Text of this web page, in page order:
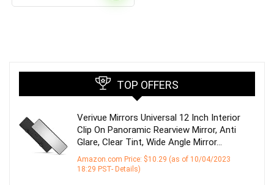
TOP OFFERS
Verivue Mirrors Universal 12 Inch Interior
Clip On Panoramic Rearview Mirror, Anti
Glare, Clear Tint, Wide Angle Mirror…
Amazon.com Price: $10.29 (as of 10/04/2023
18:29 PST- Details)